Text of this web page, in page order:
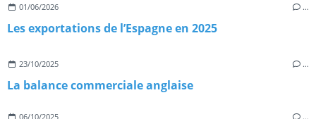
01/06/2026 …
Les exportations de l’Espagne en 2025
23/10/2025 …
La balance commerciale anglaise
06/10/2025 …